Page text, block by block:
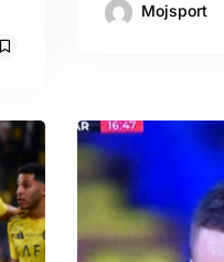
Mojsport